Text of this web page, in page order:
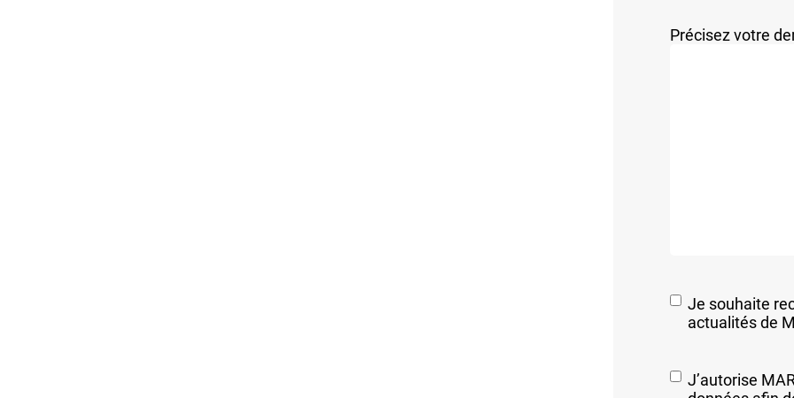
Précisez votre
Je souhaite
actualités de
RGPD*
J’autorise